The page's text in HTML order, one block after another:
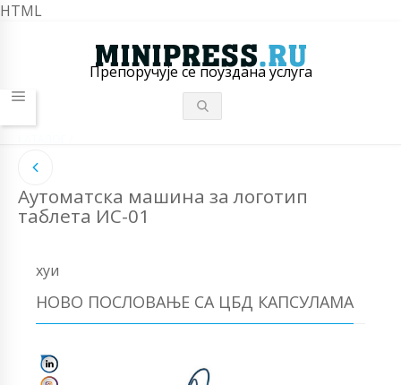
HTML
Препоручује се поуздана услуга
Аутоматска машина за логотип
таблета ИС-01
хуи
НОВО ПОСЛОВАЊЕ СА ЦБД КАПСУЛАМА